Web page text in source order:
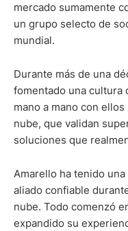
mercado sumamente
un grupo selecto de
mundial.
Durante más de una
fomentado una cultura
mano a mano con
nube, que validan
soluciones que
Amarello ha tenido
aliado confiable
nube. Todo comenzó
expandido su